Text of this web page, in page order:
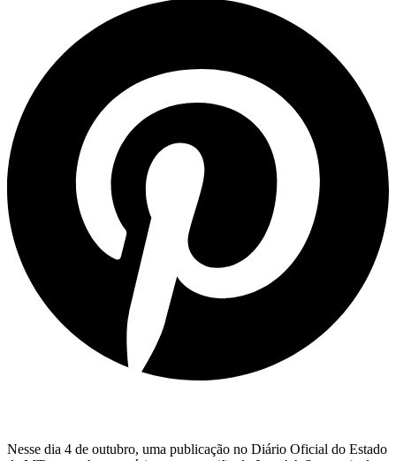
Nesse dia 4 de outubro, uma publicação no Diário Oficial do Estado